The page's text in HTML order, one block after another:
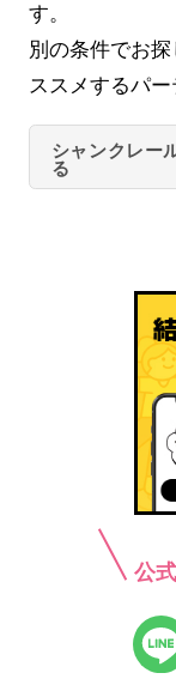
す。
別の条件でお
ススメするパ
シャンクレー
る
公